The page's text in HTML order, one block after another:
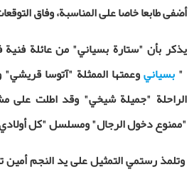
أضفى طابعا خاصا على المناسبة، وفاق
يذكر بأن "ستارة بسياني" من عائلة فنية
بسياني"
وعمتها الممثلة "آتوسا قريشي"
الراحلة "جميلة شيخي" وقد اطلت على
"ممنوع دخول الرجال" ومسلسل "كل
وتلمذ رستمي التمثيل على يد النجم أمين